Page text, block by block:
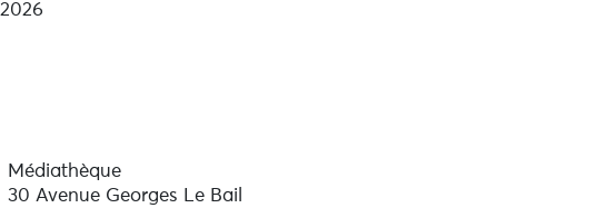
Médiathèque
30 Avenue Georges Le Bail